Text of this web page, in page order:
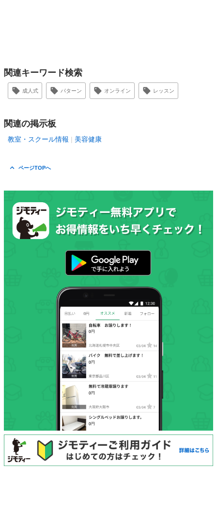
関連キーワード検索
成人式 パターン オンライン レッスン
関連の掲示板
教室・スクール情報 美容健康
ページTOPへ